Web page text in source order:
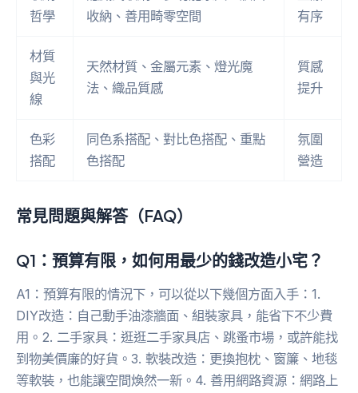
哲學
收納、善用畸零空間
有序
材質
與光
線
天然材質、金屬元素、燈光魔
法、織品質感
質感
提升
色彩
搭配
同色系搭配、對比色搭配、重點
色搭配
氛圍
營造
常見問題與解答（FAQ）
Q1：預算有限，如何用最少的錢改造小宅？
A1：預算有限的情況下，可以從以下幾個方面入手：1.
DIY改造：自己動手油漆牆面、組裝家具，能省下不少費
用。2. 二手家具：逛逛二手家具店、跳蚤市場，或許能找
到物美價廉的好貨。3. 軟裝改造：更換抱枕、窗簾、地毯
等軟裝，也能讓空間煥然一新。4. 善用網路資源：網路上